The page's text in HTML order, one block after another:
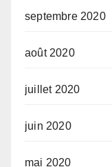
septembre 2020
août 2020
juillet 2020
juin 2020
mai 2020